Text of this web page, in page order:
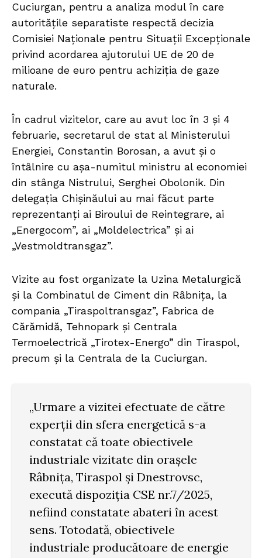
Cuciurgan, pentru a analiza modul în care
autoritățile separatiste respectă decizia
Comisiei Naționale pentru Situații Excepționale
privind acordarea ajutorului UE de 20 de
milioane de euro pentru achiziția de gaze
naturale.
În cadrul vizitelor, care au avut loc în 3 și 4
februarie, secretarul de stat al Ministerului
Energiei, Constantin Borosan, a avut și o
întâlnire cu așa-numitul ministru al economiei
din stânga Nistrului, Serghei Obolonik. Din
delegația Chișinăului au mai făcut parte
reprezentanți ai Biroului de Reintegrare, ai
„Energocom”, ai „Moldelectrica” și ai
„Vestmoldtransgaz”.
Vizite au fost organizate la Uzina Metalurgică
și la Combinatul de Ciment din Râbnița, la
compania „Tiraspoltransgaz”, Fabrica de
Cărămidă, Tehnopark și Centrala
Termoelectrică „Tirotex-Energo” din Tiraspol,
precum și la Centrala de la Cuciurgan.
„Urmare a vizitei efectuate de către
experții din sfera energetică s-a
constatat că toate obiectivele
industriale vizitate din orașele
Râbnița, Tiraspol și Dnestrovsc,
execută dispoziția CSE nr.7/2025,
nefiind constatate abateri în acest
sens. Totodată, obiectivele
industriale producătoare de energie